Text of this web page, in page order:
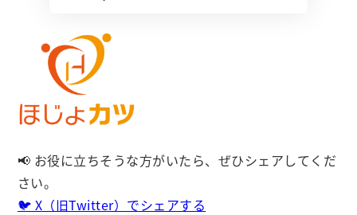
📢 お役に立ちそうな方がいたら、ぜひシェアしてくだ
さい。
🐦 X（旧Twitter）でシェアする